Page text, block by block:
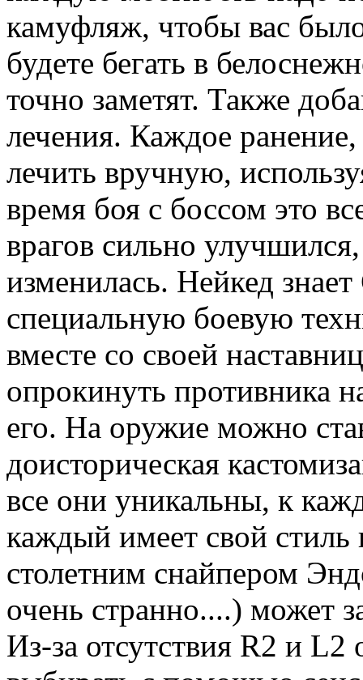
камуфляж, чтобы вас
будете бегать в
точно заметят. Также
лечения. Каждое
лечить вручную,
время боя с боссом это
врагов сильно
изменилась. Нейкед
специальную боевую
вместе со своей
опрокинуть противника
его. На оружие можно
доисторическая
все они уникальны, к
каждый имеет свой
столетним снайпером
очень странно....) может
Из-за отсутствия R2 и